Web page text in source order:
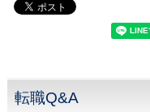
転職Q&A